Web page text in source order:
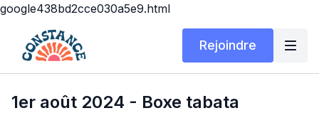
google438bd2cce030a5e9.html
Rejoindre
1er août 2024 - Boxe tabata